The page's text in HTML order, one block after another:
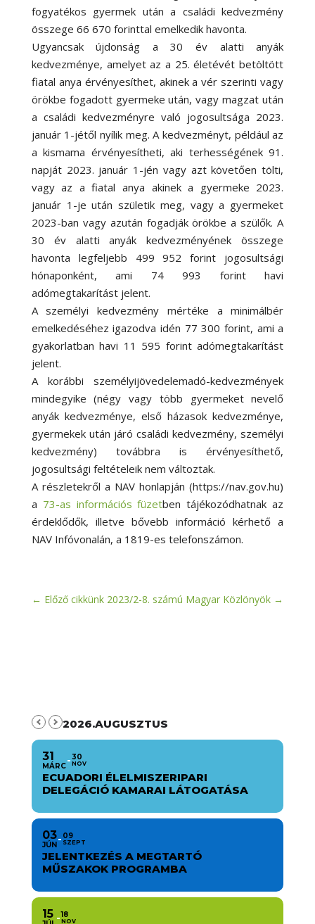
fogyatékos gyermek után a családi kedvezmény
összege 66 670 forinttal emelkedik havonta.
Ugyancsak újdonság a 30 év alatti anyák
kedvezménye, amelyet az a 25. életévét betöltött
fiatal anya érvényesíthet, akinek a vér szerinti vagy
örökbe fogadott gyermeke után, vagy magzat után
a családi kedvezményre való jogosultsága 2023.
január 1-jétől nyílik meg. A kedvezményt, például az
a kismama érvényesítheti, aki terhességének 91.
napját 2023. január 1-jén vagy azt követően tölti,
vagy az a fiatal anya akinek a gyermeke 2023.
január 1-je után születik meg, vagy a gyermeket
2023-ban vagy azután fogadják örökbe a szülők. A
30 év alatti anyák kedvezményének összege
havonta legfeljebb 499 952 forint jogosultsági
hónaponként, ami 74 993 forint havi
adómegtakarítást jelent.
A személyi kedvezmény mértéke a minimálbér
emelkedéséhez igazodva idén 77 300 forint, ami a
gyakorlatban havi 11 595 forint adómegtakarítást
jelent.
A korábbi személyijövedelemadó-kedvezmények
mindegyike (négy vagy több gyermeket nevelő
anyák kedvezménye, első házasok kedvezménye,
gyermekek után járó családi kedvezmény, személyi
kedvezmény) továbbra is érvényesíthető,
jogosultsági feltételeik nem változtak.
A részletekről a NAV honlapján (https://nav.gov.hu)
a 73-as információs füzetben tájékozódhatnak az
érdeklődők, illetve bővebb információ kérhető a
NAV Infóvonalán, a 1819-es telefonszámon.
← Előző cikkünk 2023/2-8. számú Magyar Közlönyök →
2026.AUGUSZTUS
31
MÁRC
30
NOV
ECUADORI ÉLELMISZERIPARI
DELEGÁCIÓ KAMARAI LÁTOGATÁSA
03
JÚN
09
SZEPT
JELENTKEZÉS A MEGTARTÓ
MŰSZAKOK PROGRAMBA
15 18
NOV